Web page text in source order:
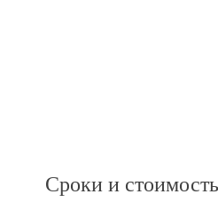
Сроки и